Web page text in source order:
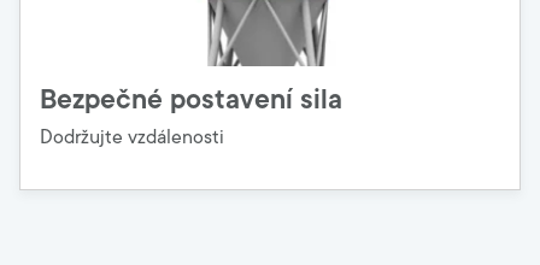
Bezpečné postavení sila
Dodržujte vzdálenosti